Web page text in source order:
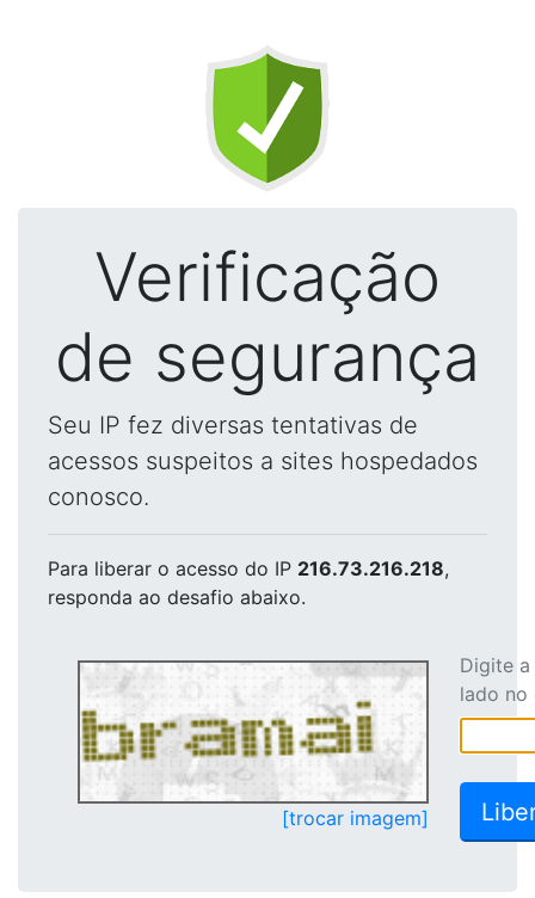
Verificação
de segurança
Seu IP fez diversas tentativas de
acessos suspeitos a sites hospedados
conosco.
Para liberar o acesso do IP 216.73.216.218,
responda ao desafio abaixo.
[trocar imagem]
Digite
lado no